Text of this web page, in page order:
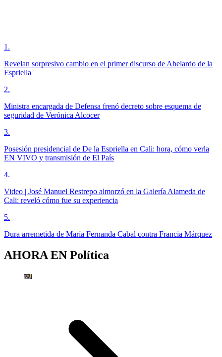
1 .
Revelan sorpresivo cambio en el primer discurso de Abelardo de la
Espriella
2.
Ministra encargada de Defensa frenó decreto sobre esquema de
seguridad de Verónica Alcocer
3.
Posesión presidencial de De la Espriella en Cali: hora, cómo verla
EN VIVO y transmisión de El País
4.
Video | José Manuel Restrepo almorzó en la Galería Alameda de
Cali: reveló cómo fue su experiencia
5.
Dura arremetida de María Fernanda Cabal contra Francia Márquez
AHORA EN Política